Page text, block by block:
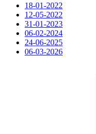
18-01-2022
12-05-2022
31-01-2023
06-02-2024
24-06-2025
06-03-2026